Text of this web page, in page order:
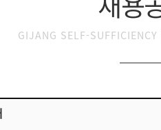
GIJANG SELF-